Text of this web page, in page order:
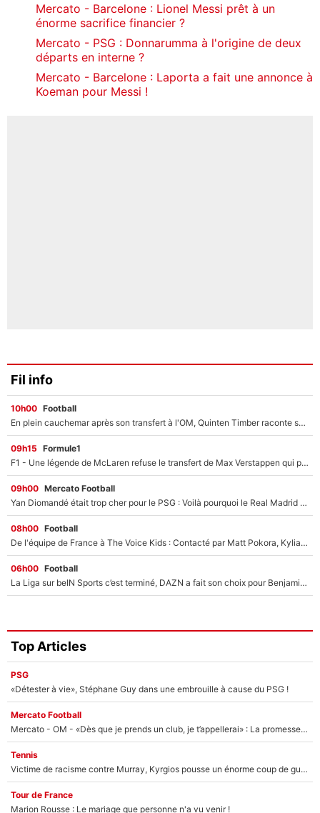
Mercato - Barcelone : Lionel Messi prêt à un
énorme sacrifice financier ?
Mercato - PSG : Donnarumma à l'origine de deux
départs en interne ?
Mercato - Barcelone : Laporta a fait une annonce à
Koeman pour Messi !
Fil info
10h00 Football
En plein cauchemar après son transfert à l'OM, Quinten Timber raconte ses doutes après sa signature à Marseille
09h15 Formule1
F1 - Une légende de McLaren refuse le transfert de Max Verstappen qui pourrait «faire des vagues» et plomber l'ambiance dans l'équipe
09h00 Mercato Football
Yan Diomandé était trop cher pour le PSG : Voilà pourquoi le Real Madrid a accepté de payer la somme record de 140M€ pour boucler son transfert !
08h00 Football
De l'équipe de France à The Voice Kids : Contacté par Matt Pokora, Kylian Mbappé a accepté de jouer un rôle inédit sur TF1 !
06h00 Football
La Liga sur beIN Sports c’est terminé, DAZN a fait son choix pour Benjamin Da Silva et Omar Da Fonseca !
Top Articles
PSG
«Détester à vie», Stéphane Guy dans une embrouille à cause du PSG !
Mercato Football
Mercato - OM - «Dès que je prends un club, je t’appellerai» : La promesse de Marcelino au moment de claquer la porte
Tennis
Victime de racisme contre Murray, Kyrgios pousse un énorme coup de gueule !
Tour de France
Marion Rousse : Le mariage que personne n'a vu venir !